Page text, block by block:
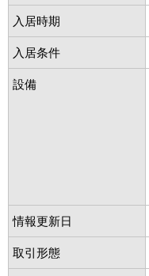
入居時期
入居条件
設備
情報更新日
取引形態